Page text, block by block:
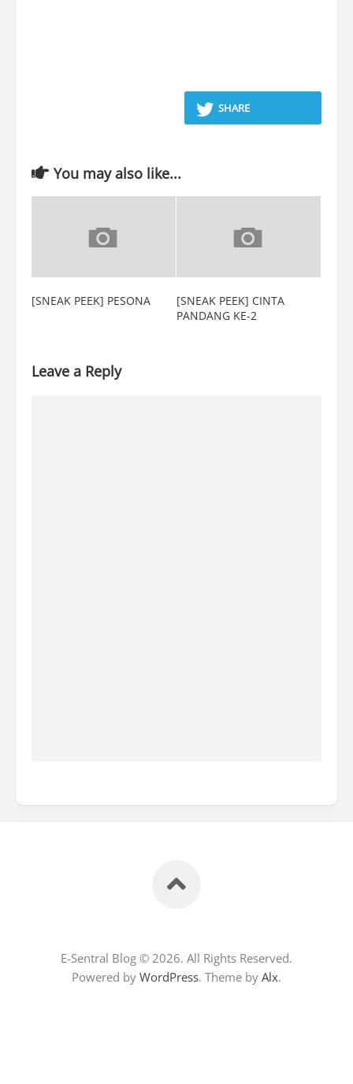
SHARE
You may also like...
[SNEAK PEEK] PESONA
[SNEAK PEEK] CINTA
PANDANG KE-2
Leave a Reply
E-Sentral Blog © 2026. All Rights Reserved.
Powered by WordPress. Theme by Alx.